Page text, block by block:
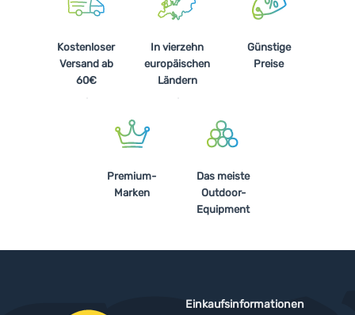
Kostenloser
Versand ab
60€
In vierzehn
europäischen
Ländern
Günstige
Preise
Premium-
Marken
Das meiste
Outdoor-
Equipment
Einkaufsinformationen